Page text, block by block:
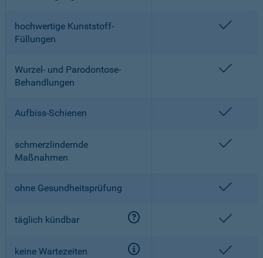
hochwertige Kunststoff-
Füllungen
Wurzel- und Parodontose-
Behandlungen
Aufbiss-Schienen
schmerzlindernde
Maßnahmen
ohne Gesundheitsprüfung
täglich kündbar
keine Wartezeiten